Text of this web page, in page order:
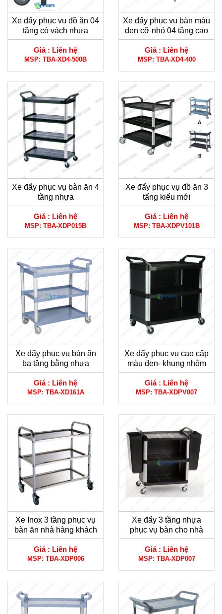
Xe đẩy phục vụ đồ ăn 04
tầng có vách nhựa
chống bụi
Giá : Liên hệ
MSP: TBA-XD4-500B
Xe đẩy phục vụ bàn màu
đen cỡ nhỏ 04 tầng cao
cấp
Giá : Liên hệ
MSP: TBA-XD4-400
Xe đẩy phục vụ bàn ăn 4
tầng nhựa
Giá : Liên hệ
MSP: TBA-XDP015B
Xe đẩy phục vụ đồ ăn 3
tấng kiểu mới
Giá : Liên hệ
MSP: TBA-XDPV101B
Xe đẩy phục vụ bàn ăn
ba tầng bằng nhựa
Giá : Liên hệ
MSP: TBA-XD161A
Xe đẩy phục vụ cao cấp
màu đen- khung nhôm
cho Khách sạn
Giá : Liên hệ
MSP: TBA-XDPV007
Xe Inox 3 tầng phục vụ
bàn ăn nhà hàng khách
sạn
Giá : Liên hệ
MSP: TBA-XDP006
Xe đẩy 3 tầng nhựa
phục vụ bàn cho nhà
hàng- Khách sạn
Giá : Liên hệ
MSP: TBA-XDP007